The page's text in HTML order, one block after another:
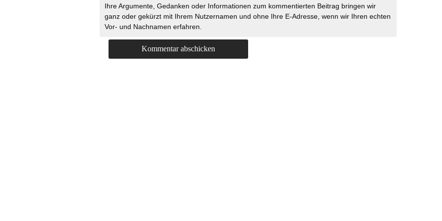
Ihre Argumente, Gedanken oder Informationen zum kommentierten Beitrag bringen wir
ganz oder gekürzt mit Ihrem Nutzernamen und ohne Ihre E-Adresse, wenn wir Ihren echten
Vor- und Nachnamen erfahren.